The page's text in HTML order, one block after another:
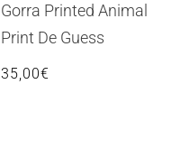
Gorra Printed Animal
Print De Guess
35,00€